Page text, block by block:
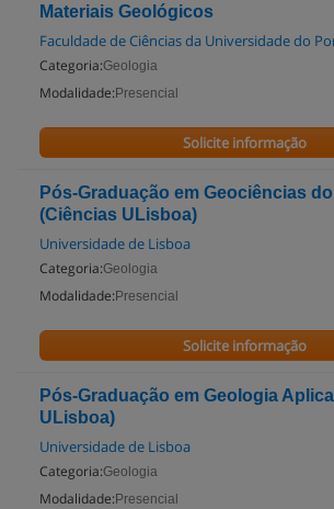
Materiais Geológicos
Faculdade de Ciências da Universidade do
Categoria:Geologia
Modalidade: Presencial
Solicite informação
Pós-Graduação em Geociências
(Ciências ULisboa)
Universidade de Lisboa
Categoria:Geologia
Modalidade: Presencial
Solicite informação
Pós-Graduação em Geologia
ULisboa)
Universidade de Lisboa
Categoria:Geologia
Modalidade: Presencial